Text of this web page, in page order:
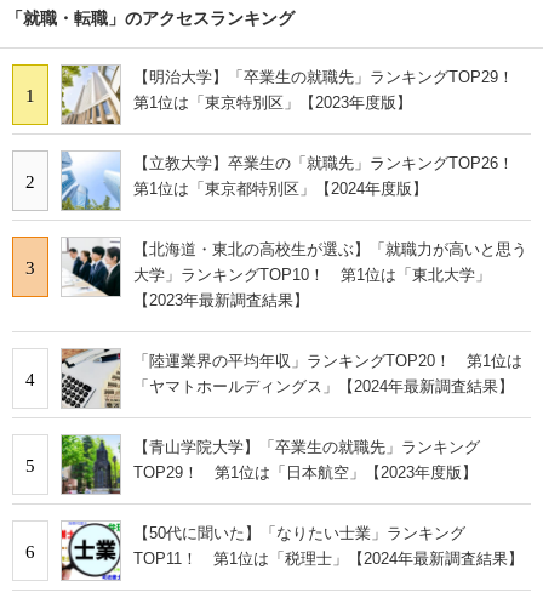
「就職・転職」のアクセスランキング
1
【明治大学】「卒業生の就職先」ランキングTOP29！
第1位は「東京特別区」【2023年度版】
2
【立教大学】卒業生の「就職先」ランキングTOP26！
第1位は「東京都特別区」【2024年度版】
3
【北海道・東北の高校生が選ぶ】「就職力が高いと思う
大学」ランキングTOP10！ 第1位は「東北大学」
【2023年最新調査結果】
4
「陸運業界の平均年収」ランキングTOP20！ 第1位は
「ヤマトホールディングス」【2024年最新調査結果】
5
【青山学院大学】「卒業生の就職先」ランキング
TOP29！ 第1位は「日本航空」【2023年度版】
6
【50代に聞いた】「なりたい士業」ランキング
TOP11！ 第1位は「税理士」【2024年最新調査結果】